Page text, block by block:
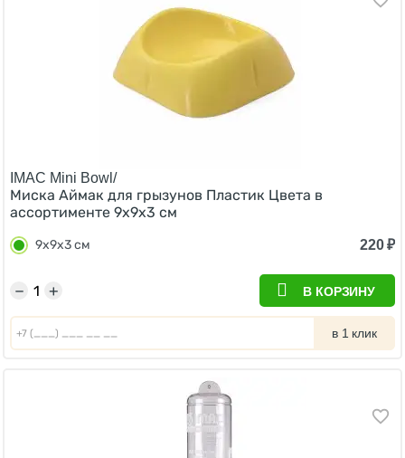
IMAC Mini Bowl/
Миска Аймак для грызунов Пластик Цвета в
ассортименте 9х9х3 см
9х9х3 см 220₽
+
− В КОРЗИНУ
в 1 клик